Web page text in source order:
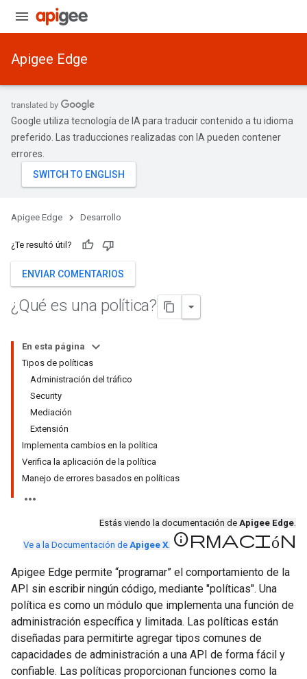
Apigee Edge
Google utiliza tecnología de IA para traducir contenido a tu idioma
preferido. Las traducciones realizadas con IA pueden contener
errores.
Apigee Edge Desarrollo
¿Te resultó útil?
ENVIAR COMENTARIOS
¿Qué es una política?
En esta página
Tipos de políticas
Administración del tráfico
Security
Mediación
Extensión
Implementa cambios en la política
Verifica la aplicación de la política
Manejo de errores basados en políticas
Estás viendo la documentación de Apigee Edge.
Ve a la Documentación de Apigee X. información
Apigee Edge permite “programar” el comportamiento de la
API sin escribir ningún código, mediante "políticas". Una
política es como un módulo que implementa una función de
administración específica y limitada. Las políticas están
diseñadas para permitirte agregar tipos comunes de
capacidades de administración a una API de forma fácil y
confiable. Las políticas proporcionan funciones como la